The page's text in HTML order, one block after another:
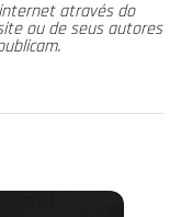
através do
ou de seus autores